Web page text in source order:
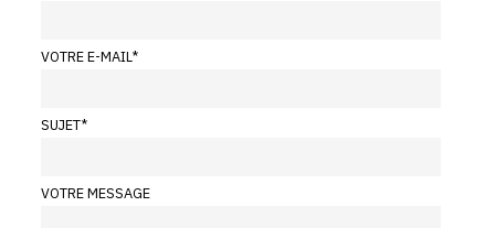
VOTRE E-MAIL*
SUJET*
VOTRE MESSAGE